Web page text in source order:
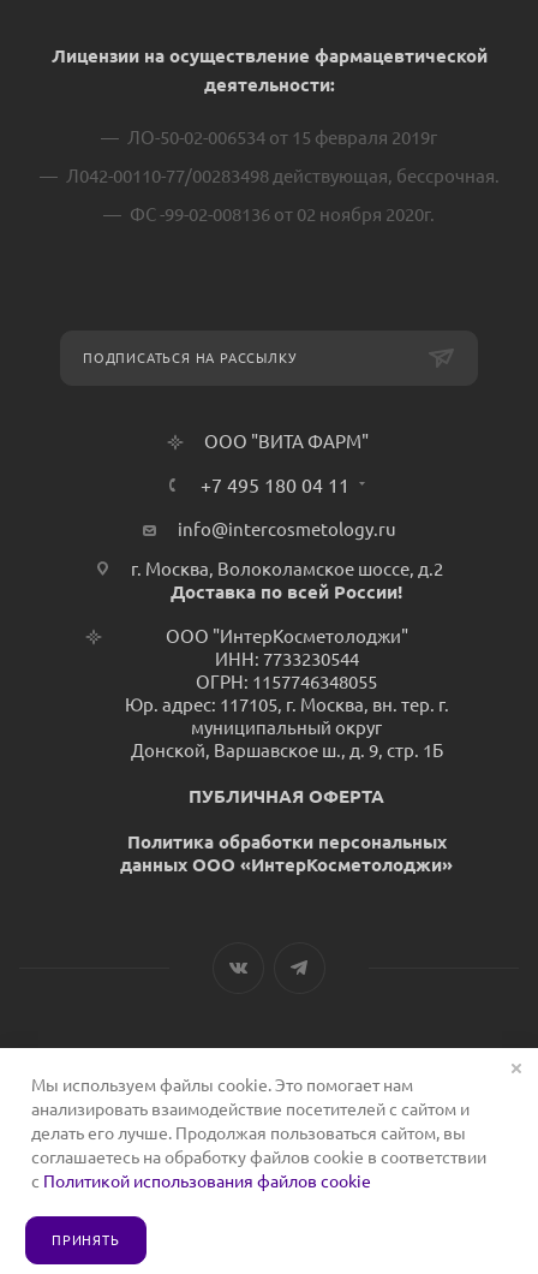
Лицензии на осуществление фармацевтической
деятельности:
ЛО-50-02-006534 от 15 февраля 2019г
Л042-00110-77/00283498 действующая, бессрочная.
ФС -99-02-008136 от 02 ноября 2020г.
ПОДПИСАТЬСЯ НА РАССЫЛКУ
ООО "ВИТА ФАРМ"
+7 495 180 04 11
info@intercosmetology.ru
г. Москва, Волоколамское шоссе, д.2
Доставка по всей России!
ООО "ИнтерКосметолоджи"
ИНН: 7733230544
ОГРН: 1157746348055
Юр. адрес: 117105, г. Москва, вн. тер. г.
муниципальный округ
Донской, Варшавское ш., д. 9, стр. 1Б
ПУБЛИЧНАЯ ОФЕРТА
Политика обработки персональных
данных ООО «ИнтерКосметолоджи»
2026 © Сервис для косметологов
Мы используем файлы cookie. Это помогает нам
анализировать взаимодействие посетителей с сайтом и
делать его лучше. Продолжая пользоваться сайтом, вы
соглашаетесь на обработку файлов cookie в соответствии
с Политикой использования файлов cookie
ПРИНЯТЬ